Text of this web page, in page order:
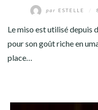
par ESTELLE
Le miso est utilisé depuis
pour son goût riche en
place…